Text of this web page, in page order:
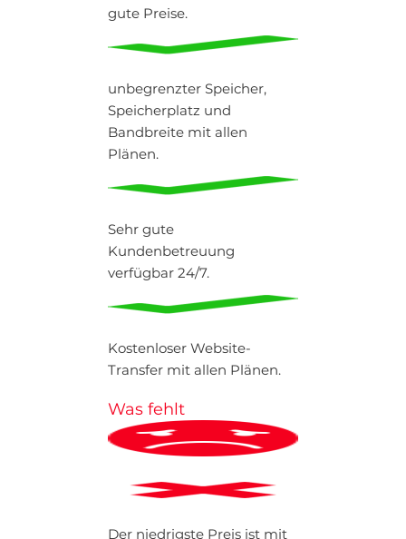
gute Preise.
unbegrenzter Speicher,
Speicherplatz und
Bandbreite mit allen
Plänen.
Sehr gute
Kundenbetreuung
verfügbar 24/7.
Kostenloser Website-
Transfer mit allen Plänen.
Was fehlt
Der niedrigste Preis ist mit